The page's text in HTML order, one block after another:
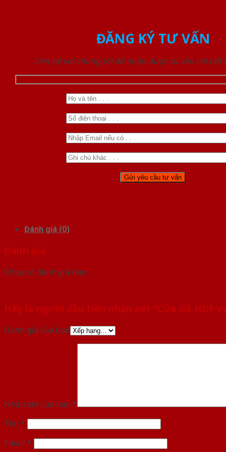
ĐĂNG KÝ TƯ VẤN
Liên hệ với chúng tôi để nhận được tư vấn chi tiết
Đánh giá (0)
Đánh giá
Chưa có đánh giá nào.
Hãy là người đầu tiên nhận xét “Cửa Gỗ HDF
Đánh giá của bạn
Nhận xét của bạn *
Tên *
Email *